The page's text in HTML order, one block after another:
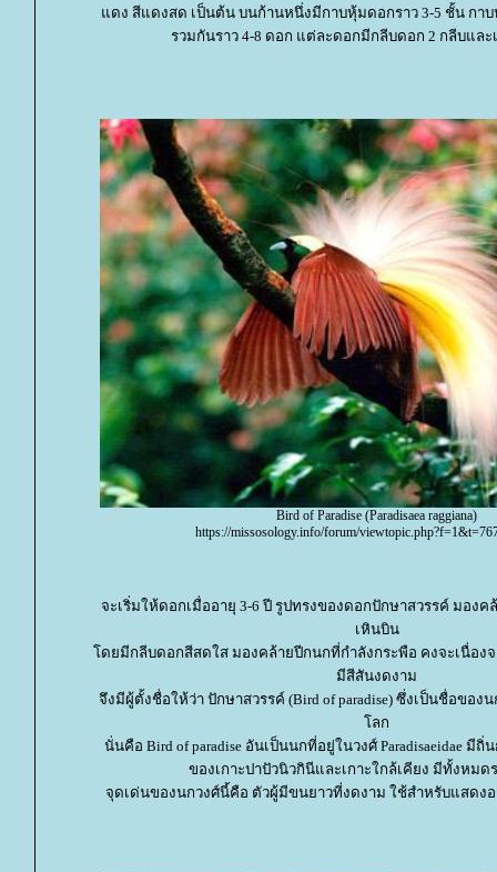
ดง สีแดงสด เป็นต้น บนก้านหนึ่งมีกาบหุ้มดอกราว 3-5 ชั้น กา
รวมกันราว 4-8 ดอก แต่ละดอกมีกลีบดอก 2 กลีบและ
Bird of Paradise (Paradisaea raggiana)
https://missosology.info/forum/
จะเริ่มให้ดอกเมื่ออายุ 3-6 ปี รูปทรงของดอกปักษาสวรรค์ มองค
เหินบิน
ดยมีกลีบดอกสีสดใส มองคล้ายปีกนกที่กำลังกระพือ คงจะเนื่อง
มีสีสันงดงาม
จึงมีผู้ตั้งชื่อให้ว่า ปักษาสวรรค์ (Bird of paradise) ซึ่งเป็นชื่อขอ
ลก
นั่นคือ Bird of paradise อันเป็นนกที่อยู่ในวงศ์ Paradisaeidae มี
ของเกาะปาปัวนิวกินีและเกาะใกล้เคียง มีทั้งหมด
จุดเด่นของนกวงศ์นี้คือ ตัวผู้มีขนยาวที่งดงาม ใช้สำหรับแสดง